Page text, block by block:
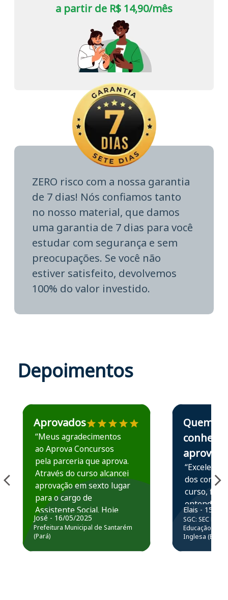
a partir de R$ 14,90/mês
ZERO risco com a nossa garantia
de 7 dias! Nós confiamos tanto
no nosso material, que damos
uma garantia de 7 dias para você
estudar com segurança e sem
preocupações. Se você não
estiver satisfeito, devolvemos
100% do valor investido.
Depoimentos
Estudante José recomenda o Aprova Concursos em
Aprovados
“Meus agradecimentos
ao Aprova Concursos
pela parceria que aprova.
Através do curso alcancei
aprovação em sexto lugar
para o cargo de
Assistente Social. Hoje
estou atuando na
Prefeitura de Santarém.
José - 16/05/2025
Prefeitura Municipal de Santarém
(Pará)
Estudante Elais
Quem
conhece,
aprova
“Excelente
dos
curso,
entender e
prática
resolução
questões.”
Elais - 15/07/
SGC: SEC BA
Educação
Inglesa (Edital